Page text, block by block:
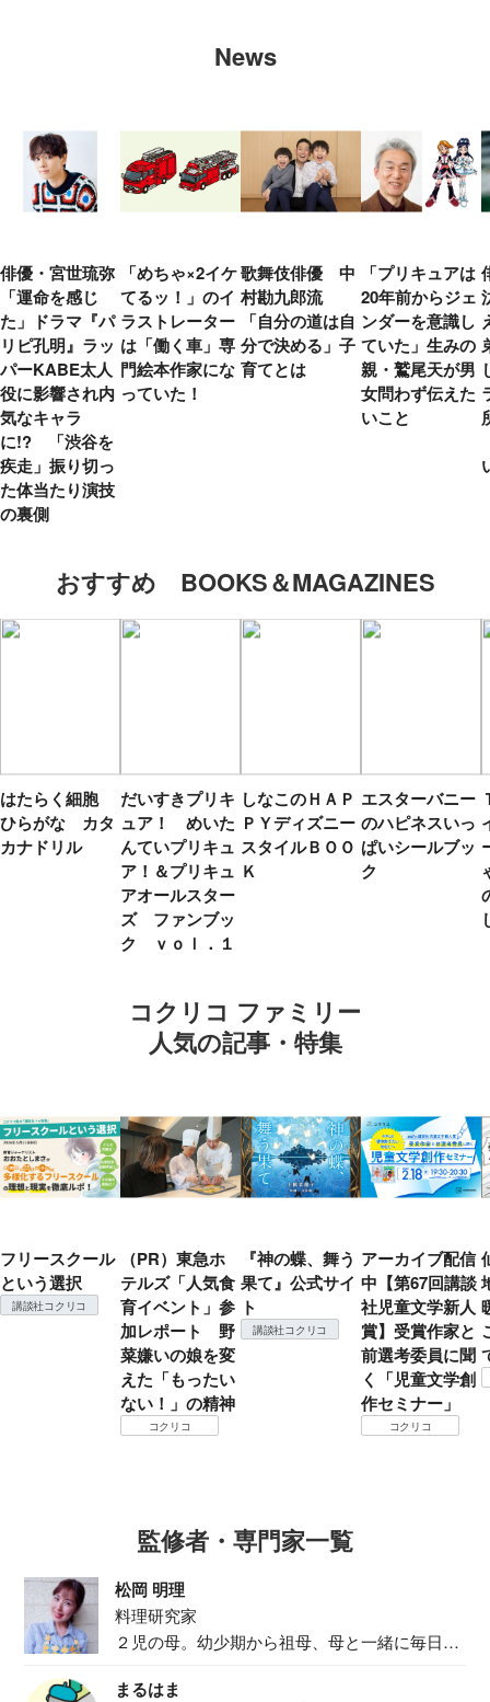
News
俳優・宮世琉弥
「運命を感じ
た」ドラマ『パ
リピ孔明』ラッ
パーKABE太人
役に影響され内
気なキャラ
に!? 「渋谷を
疾走」振り切っ
た体当たり演技
の裏側
「めちゃ×2イケ
てるッ！」のイ
ラストレーター
は「働く車」専
門絵本作家にな
っていた！
歌舞伎俳優 中
村勘九郎流
「自分の道は自
分で決める」子
育てとは
「プリキュアは
20年前からジェ
ンダーを意識し
ていた」生みの
親・鷲尾天が男
女問わず伝えた
いこと
おすすめ BOOKS＆MAGAZINES
はたらく細胞
ひらがな カタ
カナドリル
だいすきプリキ
ュア！ めいた
んていプリキュ
ア！＆プリキュ
アオールスター
ズ ファンブッ
ク ｖｏｌ．１
しなこのＨＡＰ
ＰＹディズニー
スタイルＢＯＯ
Ｋ
エスターバニー
のハピネスいっ
ぱいシールブッ
ク
コクリコ ファミリー
人気の記事・特集
フリースクール
という選択
講談社コクリコ
（PR）東急ホ
テルズ「人気食
育イベント」参
加レポート 野
菜嫌いの娘を変
えた「もったい
ない！」の精神
コクリコ
『神の蝶、舞う
果て』公式サイ
ト
講談社コクリコ
アーカイブ配信
中【第67回講談
社児童文学新人
賞】受賞作家と
前選考委員に聞
く「児童文学創
作セミナー」
コクリコ
監修者・専門家一覧
松岡 明理
料理研究家
２児の母。幼少期から祖母、母と一緒に毎日の
まるはま